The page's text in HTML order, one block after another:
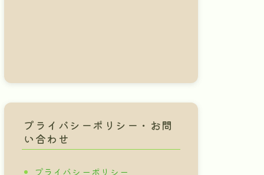
プライバシーポリシー・お問
い合わせ
プライバシーポリシー